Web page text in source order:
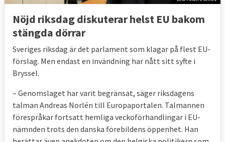
Nöjd riksdag diskuterar helst EU bakom
stängda dörrar
Sveriges riksdag är det parlament som klagar på flest EU-
förslag. Men endast en invändning har nått sitt syfte i
Bryssel.
– Genomslaget har varit begränsat, säger riksdagens
talman Andreas Norlén till Europaportalen. Talmannen
förespråkar fortsatt hemliga veckoförhandlingar i EU-
nämnden trots den danska förebildens öppenhet. Han